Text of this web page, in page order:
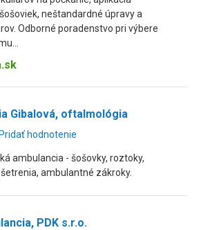
neštandardné úpravy a
Odborné poradenstvo pri výbere
Gibalová, oftalmológia
Pridať hodnotenie
ambulancia - šošovky, roztoky,
ambulantné zákroky.
PDK s.r.o.